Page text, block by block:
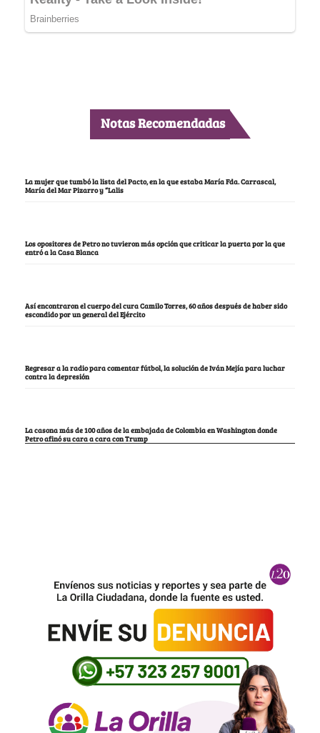
Notas Recomendadas
La mujer que tumbó la lista del Pacto, en la que estaba María Fda. Carrascal,
María del Mar Pizarro y “Lalis
Los opositores de Petro no tuvieron más opción que criticar la puerta por la que
entró a la Casa Blanca
Así encontraron el cuerpo del cura Camilo Torres, 60 años después de haber sido
escondido por un general del Ejército
Regresar a la radio para comentar fútbol, la solución de Iván Mejía para luchar
contra la depresión
La casona más de 100 años de la embajada de Colombia en Washington donde
Petro afinó su cara a cara con Trump